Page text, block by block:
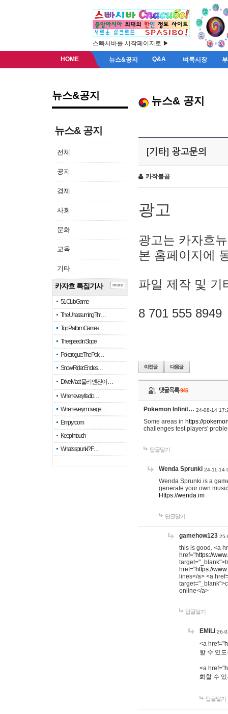
스빠시바를 시작페이지로 ▶
HOME 뉴스&공지 Q&A 벼룩시장
뉴스&공지
뉴스& 공지
전체
공지
경제
사회
문화
교육
기타
카자흐 특집기사
51 Club Game
The Unassuming Thr…
Top Platform Games…
The speed in Slope
Pokerogue: The Pok…
Snow Rider: Endles…
Drive Mad: 물리 엔진이 …
When every fractio…
When every move ge…
Empty room
Keep in touch
What is sprunki? F…
more
뉴스& 공지
[기타] 광고문의
카작불곰
광고
광고는 카자흐
본 홈페이지에
파일 제작 및 기
8 701 555 8949
댓글목록946
Pokemon Infinit… 24-08-14
Some areas in https://
challenges test players'
답글달기
Wenda Sprunki 24-11-14
Wenda Sprunki is a
generate your own
Https://wenda.im
답글달기
gamehow123 25-
this is good. <a
href="https://
href="https://
lines</a> <a
online</a>
답글달기
EMILI 26-
<a href="
할 수 있
<a href="
화할 수
답글달기